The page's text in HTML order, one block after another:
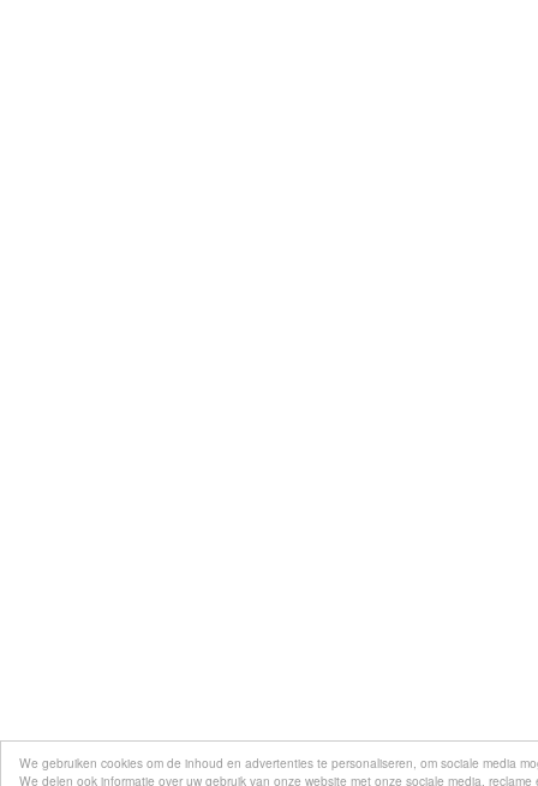
We gebruiken cookies om de inhoud en advertenties te personaliseren, om sociale media
We delen ook informatie over uw gebruik van onze website met onze sociale media,